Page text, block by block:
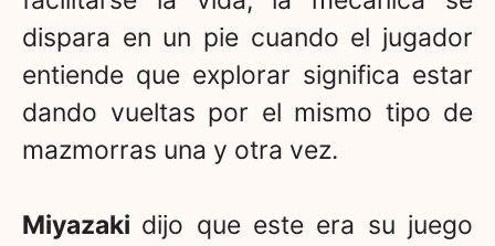
dispara en un pie cuando el jugador
entiende que explorar significa estar
dando vueltas por el mismo tipo de
mazmorras una y otra vez.
Miyazaki dijo que este era su juego